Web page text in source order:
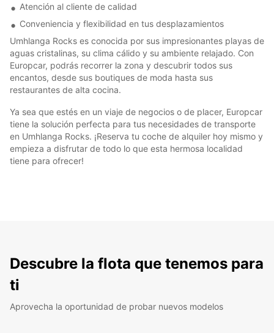
Atención al cliente de calidad
Conveniencia y flexibilidad en tus desplazamientos
Umhlanga Rocks es conocida por sus impresionantes playas de
aguas cristalinas, su clima cálido y su ambiente relajado. Con
Europcar, podrás recorrer la zona y descubrir todos sus
encantos, desde sus boutiques de moda hasta sus
restaurantes de alta cocina.
Ya sea que estés en un viaje de negocios o de placer, Europcar
tiene la solución perfecta para tus necesidades de transporte
en Umhlanga Rocks. ¡Reserva tu coche de alquiler hoy mismo y
empieza a disfrutar de todo lo que esta hermosa localidad
tiene para ofrecer!
Descubre la flota que tenemos para
ti
Aprovecha la oportunidad de probar nuevos modelos